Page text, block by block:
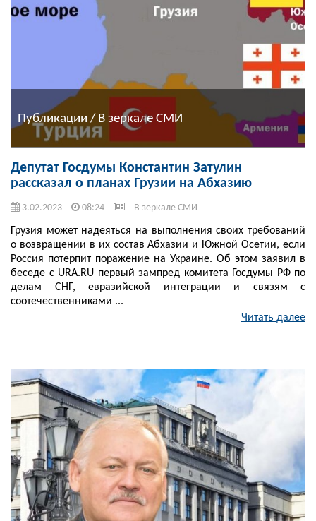
Публикации / В зеркале СМИ
Депутат Госдумы Константин Затулин
рассказал о планах Грузии на Абхазию
3.02.2023 08:24 В зеркале СМИ
Грузия может надеяться на выполнения своих требований
о возвращении в их состав Абхазии и Южной Осетии, если
Россия потерпит поражение на Украине. Об этом заявил в
беседе с URA.RU первый зампред комитета Госдумы РФ по
делам СНГ, евразийской интеграции и связям с
соотечественниками ...
Читать далее